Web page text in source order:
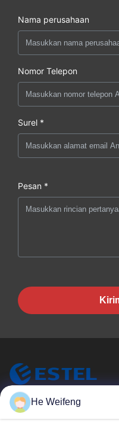
Nama perusahaan
Nomor Telepon
Surel *
Pesan *
ESTELHe Weifeng